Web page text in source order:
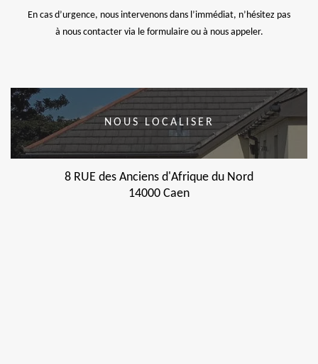
En cas d’urgence, nous intervenons dans l’immédiat, n’hésitez pas
à nous contacter via le formulaire ou à nous appeler.
NOUS LOCALISER
8 RUE des Anciens d'Afrique du Nord
14000 Caen